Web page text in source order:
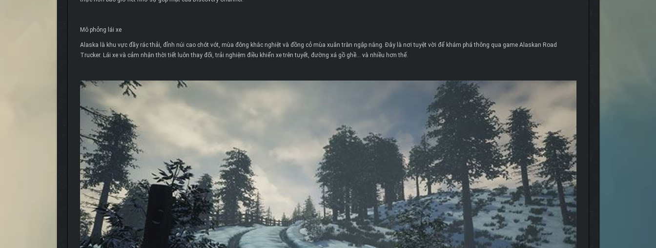
Mô phỏng lái xe
Alaska là khu vực đầy rác thải, đỉnh núi cao chót vót, mùa đông khắc nghiệt và đồng cỏ mùa xuân tràn ngập nắng. Đây là nơi tuyệt vời để khám phá thông qua game Alaskan Road
Trucker. Lái xe và cảm nhận thời tiết luôn thay đổi, trải nghiệm điều khiển xe trên tuyết, đường xá gồ ghề… và nhiều hơn thế.